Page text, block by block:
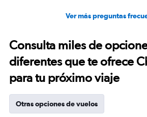
Ver más preguntas
Consulta miles de
diferentes que te ofrece
para tu próximo viaje
Otras opciones de vuelos